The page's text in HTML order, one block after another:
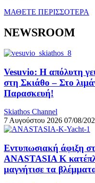
ΜΑΘΕΤΕ ΠΕΡΙΣΣΟΤΕΡΑ
NEWSROOM
Vesuvio: Η απόλυτη
στη Σκιάθο – Στο
Παρασκευή!
Skiathos Channel
7 Αυγούστου 2026 07/08/
Εντυπωσιακή άφιξη
ANASTASIA K
μαγνήτισε τα